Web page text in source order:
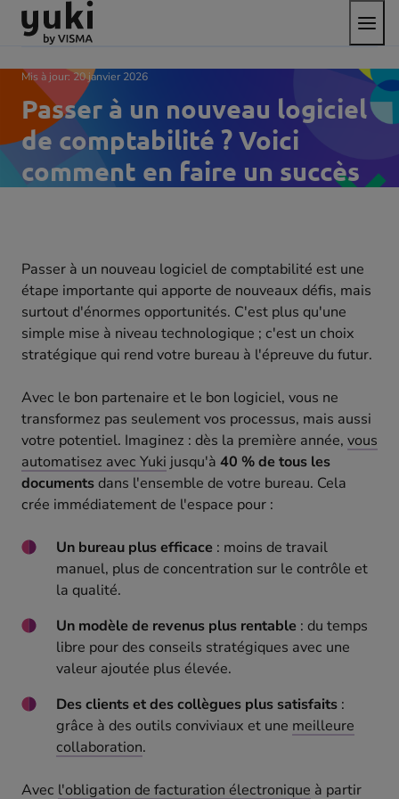
Aller
Passer
de
page
aller
à
page
d'accueil
le
menu
Passer à un nouveau logiciel
de comptabilité ? Voici
comment en faire un succès
Mis à jour: 20 janvier 2026
Passer à un nouveau logiciel de comptabilité est une
étape importante qui apporte de nouveaux défis, mais
surtout d'énormes opportunités. C'est plus qu'une
simple mise à niveau technologique ; c'est un choix
stratégique qui rend votre bureau à l'épreuve du futur.
Avec le bon partenaire et le bon logiciel, vous ne
transformez pas seulement vos processus, mais aussi
votre potentiel. Imaginez : dès la première année, vous
automatisez avec Yuki jusqu'à 40 % de tous les
documentsdans l'ensemble de votre bureau. Cela
crée immédiatement de l'espace pour :
Un bureau plus efficace : moins de travail
manuel, plus de concentration sur le contrôle et
la qualité.
Un modèle de revenus plus rentable : du temps
libre pour des conseils stratégiques avec une
valeur ajoutée plus élevée.
Des clients et des collègues plus satisfaits :
grâce à des outils conviviaux et une meilleure
collaboration.
Avec l'obligation de facturation électronique à partir